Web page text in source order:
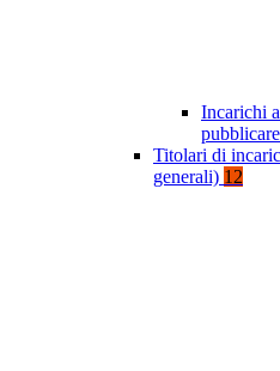
Incarichi
Titolari di
generali) 12